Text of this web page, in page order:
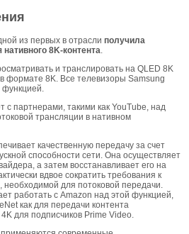
из первых в отрасли получила
8K-контента
и транслировать на QLED 8K
формате 8K. Все телевизоры Samsung
с партнерами, такими как YouTube, над
трансляции в нативном
качественную передачу за счет
способности сети. Она осуществляет
а затем восстанавливает его на
вдвое сократить требования к
необходимой для потоковой передачи.
работать с Amazon над этой функцией,
как для передачи контента
для подписчиков Prime Video.